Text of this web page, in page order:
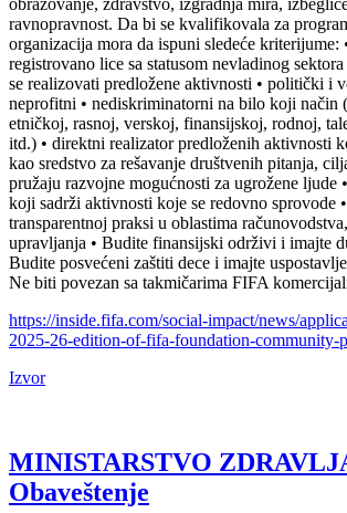
obrazovanje, zdravstvo, izgradnja mira,
ravnopravnost. Da bi se kvalifikovala za
organizacija mora da ispuni sledeće kriterijume:
registrovano lice sa statusom nevladinog
se realizovati predložene aktivnosti • politički i
neprofitni • nediskriminatorni na bilo koji način
etničkoj, rasnoj, verskoj, finansijskoj, rodnoj,
itd.) • direktni realizator predloženih aktivnosti
kao sredstvo za rešavanje društvenih pitanja,
pružaju razvojne mogućnosti za ugrožene ljude
koji sadrži aktivnosti koje se redovno sprovode
transparentnoj praksi u oblastima
upravljanja • Budite finansijski održivi i imajte
Budite posvećeni zaštiti dece i imajte
Ne biti povezan sa takmičarima FIFA
https://inside.fifa.com/social-impact/news/
2025-26-edition-of-fifa-foundation-community-
Izvor
MINISTARSTVO
Obaveštenje